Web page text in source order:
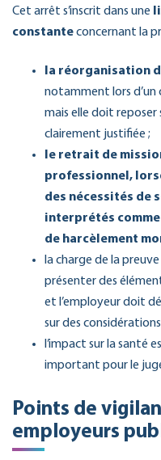
Cet arrêt s’inscrit dans une
constanteconcernant la
la réorganisation
notamment lors d’un
mais elle doit
clairement justifiée ;
le retrait de
professionnel,
des nécessités de
interprétés
de harcèlement
la charge de la
présenter des
et l’employeur doit
sur des
l’impact sur la santé
important pour le
Points de
employeurs